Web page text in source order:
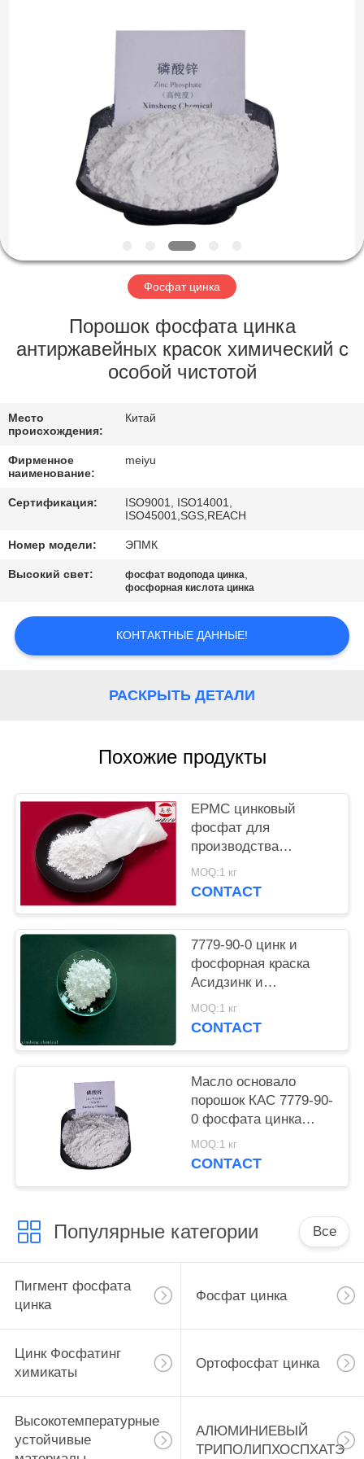
ПРОДУКТЫ
ВИДЕОЗАПИСИ
О
НАС
ЭКСКУРСИЯ
ПО
КОНТРОЛЬ
КАЧЕСТВА
СВЯЖИТЕСЬ
НАМИ
ЦИТАТУ
PRIVACY
POLICY
Фосфат цинка
Порошок фосфата цинка
антиржавейных красок химический с
особой чистотой
Место
происхождения:
Китай
Фирменное
наименование:
meiyu
Сертификация:
ISO9001, ISO14001,
ISO45001,SGS,REACH
Номер модели: ЭПМК
Высокий свет: фосфат водопода цинка,
фосфорная кислота цинка
КОНТАКТНЫЕ ДАННЫЕ!
РАСКРЫТЬ ДЕТАЛИ
Похожие продукты
EPMC цинковый
фосфат для
производства
водяной краски с
низким содержанием
краской
MOQ:1 кг
CONTACT
7779-90-0 цинк и
фосфорная краска
Асидзинк и
фосфорной кислоты
анти- въедливая для
MOQ:1 кг
CONTACT
Масло основало
порошок КАС 7779-90-
0 фосфата цинка
краски для корабля и
стальные структуры
MOQ:1 кг
CONTACT
Популярные категории Все
Пигмент фосфата
цинка
Фосфат цинка
Цинк Фосфатинг
химикаты
Ортофосфат цинка
Высокотемпературные
устойчивые
АЛЮМИНИЕВЫЙ
ТРИПОЛИПХОСПХАТЭ